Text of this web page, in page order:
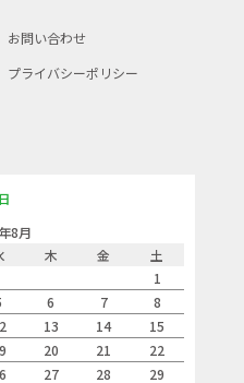
お問い合わせ
プライバシーポリシー
8月
木 金
土
1
6 7
8
13 14
15
20 21
22
27 28 29